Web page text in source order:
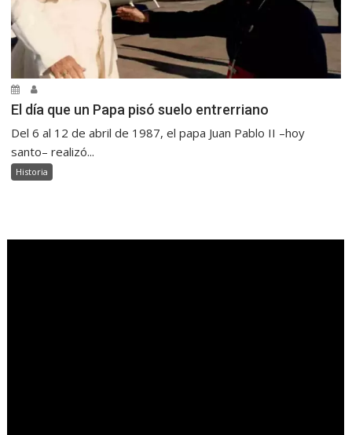
El día que un Papa pisó suelo entrerriano
Del 6 al 12 de abril de 1987, el papa Juan Pablo II –hoy
santo– realizó...
Historia